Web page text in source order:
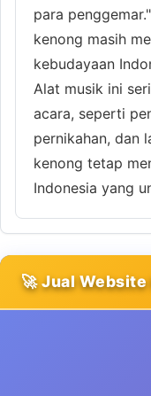
para
kenong masih
kebudayaan
Alat musik ini
acara, seperti
pernikahan, dan
kenong tetap
Indonesia yang
🚀 Jual Website